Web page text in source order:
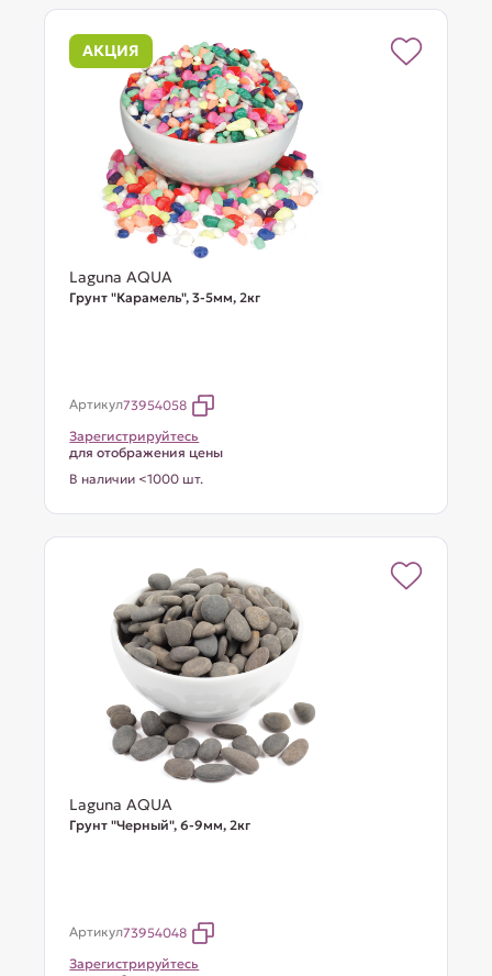
АКЦИЯ
Laguna AQUA
Грунт "Карамель", 3-5мм, 2кг
Артикул73954058
Зарегистрируйтесь
для отображения цены
В наличии <1000 шт.
Laguna AQUA
Грунт "Черный", 6-9мм, 2кг
Артикул73954048
Зарегистрируйтесь